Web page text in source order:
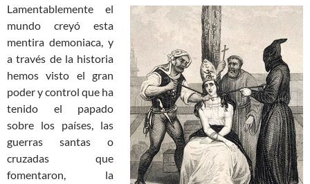
Lamentablemente el
mundo creyó esta
mentira demoniaca, y
a través de la historia
hemos visto el gran
poder y control que ha
tenido el papado
sobre los países, las
guerras santas o
cruzadas que
fomentaron, la